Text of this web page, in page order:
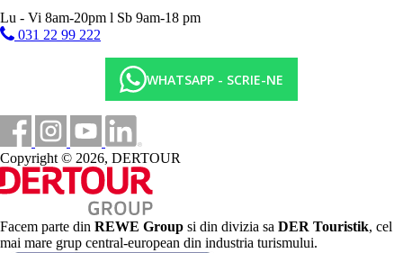
10.00-11.00 bufet de mic dejun tarziu, 12.30-14.00 bufet
de pranz, 19.30-21.30 bufet de cina, 23.30-24.00 supa la
miezul noptii, cafea, ceai si bauturi racoritoare servite la
micul dejun si bauturi racoritoare la cina, pranz , bere, vin
si bauturi alcoolice alese (toate produse local), bufet
pentru copii
Lobby bar: 10.00-24.00
Bar langa piscina: 10.00-24.00
Bar pe plaja: 10.00-18.00, 12.00-16.00 bauturi racoritoare
La toate barurile: bauturi racoritoare si bauturi alcoolice
alese (produse local).
Gözleme: 11:30 a.m.–4:00 p.m
Fructe: 16.00-16.30
Ceai si biscuiti: 17.00-18.00
Lu - Vi 8am-20pm l Sb 9am-18 pm
031 22 99 222
WHATSAPP - SCRIE-NE
Copyright © 2026, DERTOUR
Facem parte din REWE Group si din divizia sa DER Touristik, cel
mai mare grup central-european din industria turismului.